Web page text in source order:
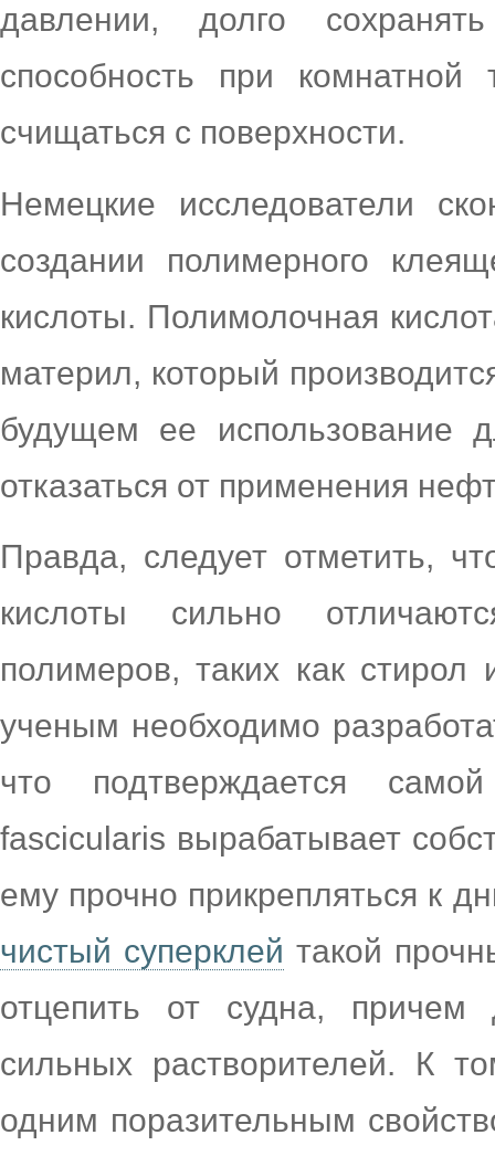
давлении, долго
способность при
счищаться с поверхности.
Немецкие исследователи
создании полимерного
кислоты. Полимолочная
материл, который
будущем ее использование
отказаться от применения
Правда, следует отметить,
кислоты сильно
полимеров, таких как стирол
ученым необходимо
что подтверждается
fascicularis вырабатывает
ему прочно прикрепляться к
чистый суперклей такой
отцепить от судна,
сильных растворителей. К
одним поразительным